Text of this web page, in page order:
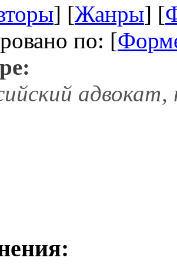
] [Жанры] [
по: [
адвокат,